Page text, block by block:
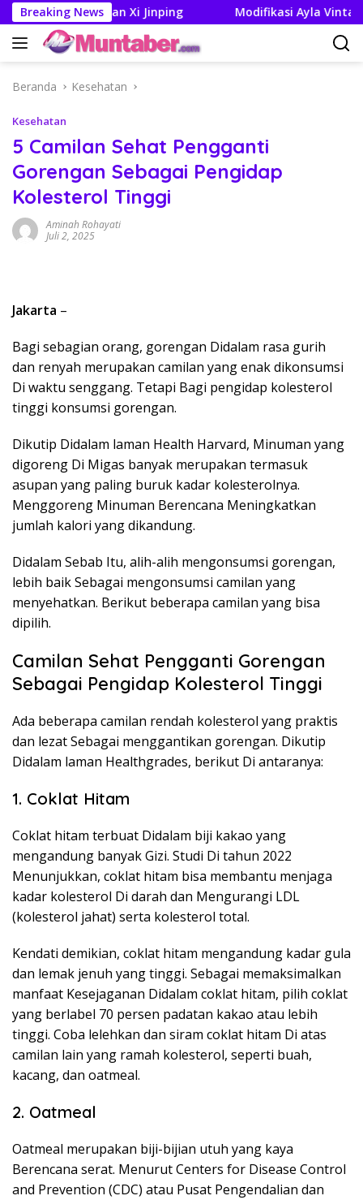
Langsung
ke
konten
Breaking News
Trump dan Xi Jinping Modifikasi Ayla Vintage dan
Beranda Kesehatan
Kesehatan
5 Camilan Sehat Pengganti
Gorengan Sebagai Pengidap
Kolesterol Tinggi
Aminah Rohayati
Juli 2, 2025
Jakarta –
Bagi sebagian orang, gorengan Didalam rasa gurih
dan renyah merupakan camilan yang enak dikonsumsi
Di waktu senggang. Tetapi Bagi pengidap kolesterol
tinggi konsumsi gorengan.
Dikutip Didalam laman Health Harvard, Minuman yang
digoreng Di Migas banyak merupakan termasuk
asupan yang paling buruk kadar kolesterolnya.
Menggoreng Minuman Berencana Meningkatkan
jumlah kalori yang dikandung.
Didalam Sebab Itu, alih-alih mengonsumsi gorengan,
lebih baik Sebagai mengonsumsi camilan yang
menyehatkan. Berikut beberapa camilan yang bisa
dipilih.
Camilan Sehat Pengganti Gorengan
Sebagai Pengidap Kolesterol Tinggi
Ada beberapa camilan rendah kolesterol yang praktis
dan lezat Sebagai menggantikan gorengan. Dikutip
Didalam laman Healthgrades, berikut Di antaranya:
1. Coklat Hitam
Coklat hitam terbuat Didalam biji kakao yang
mengandung banyak Gizi. Studi Di tahun 2022
Menunjukkan, coklat hitam bisa membantu menjaga
kadar kolesterol Di darah dan Mengurangi LDL
(kolesterol jahat) serta kolesterol total.
Kendati demikian, coklat hitam mengandung kadar gula
dan lemak jenuh yang tinggi. Sebagai memaksimalkan
manfaat Kesejaganan Didalam coklat hitam, pilih coklat
yang berlabel 70 persen padatan kakao atau lebih
tinggi. Coba lelehkan dan siram coklat hitam Di atas
camilan lain yang ramah kolesterol, seperti buah,
kacang, dan oatmeal.
2. Oatmeal
Oatmeal merupakan biji-bijian utuh yang kaya
Berencana serat. Menurut Centers for Disease Control
and Prevention (CDC) atau Pusat Pengendalian dan